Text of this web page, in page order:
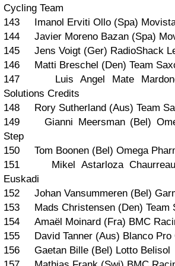
Cycling Team
143 Imanol Erviti Ollo (Spa)
144 Javier Moreno Bazan (Spa)
145 Jens Voigt (Ger) RadioShack
146 Matti Breschel (Den) Team
147 Luis Angel Mate
Solutions Credits
148 Rory Sutherland (Aus) Team
149 Gianni Meersman (Bel)
Step
150 Tom Boonen (Bel) Omega
151 Mikel Astarloza Chaurreau
Euskadi
152 Johan Vansummeren (Bel)
153 Mads Christensen (Den) Team
154 Amaël Moinard (Fra) BMC
155 David Tanner (Aus) Blanco Pro
156 Gaetan Bille (Bel) Lotto Belisol